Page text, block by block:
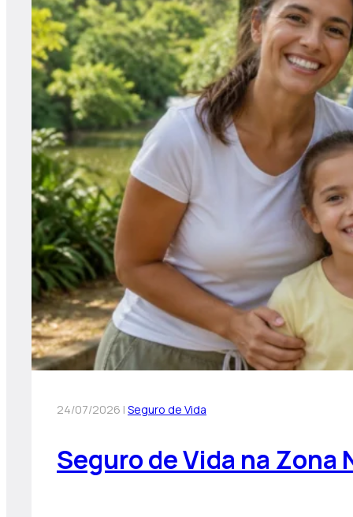
24/07/2026 | Seguro de Vida
Seguro de Vida na Zona